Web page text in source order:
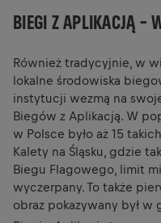
ustawienia ciasteczek.
BIEGI Z APLIKACJĄ –
Również tradycyjnie, w
lokalne środowiska
instytucji wezmą na
Biegów z Aplikacją. W
w Polsce było aż 15
Kalety na Śląsku, gdzie
Biegu Flagowego, limit
wyczerpany. To także
obraz pokazywany był